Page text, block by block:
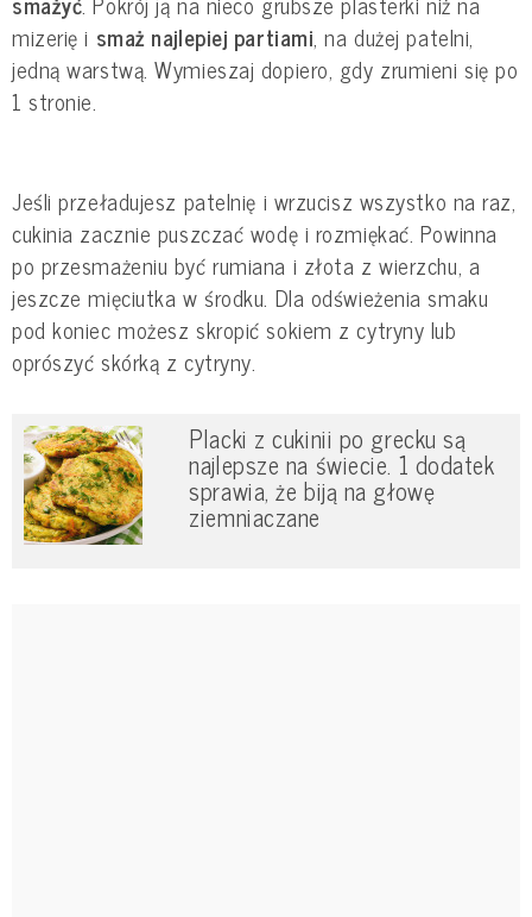
mizerię i smaż najlepiej partiami, na dużej patelni,
jedną warstwą. Wymieszaj dopiero, gdy zrumieni się po
1 stronie.
Jeśli przeładujesz patelnię i wrzucisz wszystko na raz,
cukinia zacznie puszczać wodę i rozmiękać. Powinna
po przesmażeniu być rumiana i złota z wierzchu, a
jeszcze mięciutka w środku. Dla odświeżenia smaku
pod koniec możesz skropić sokiem z cytryny lub
oprószyć skórką z cytryny.
Placki z cukinii po grecku są
najlepsze na świecie. 1 dodatek
sprawia, że biją na głowę
ziemniaczane